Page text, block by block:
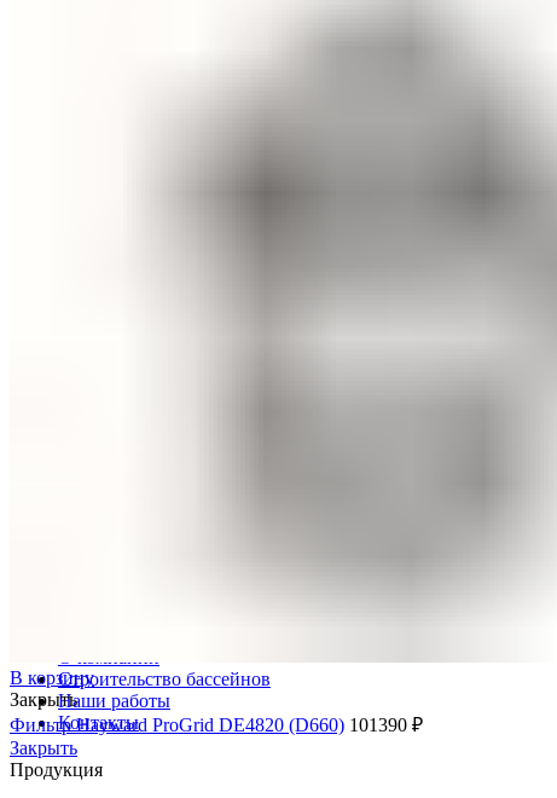
Строительство бассейнов
Наши работы
Контакты
В корзину
Закрыть
Фильтр Hayward ProGrid DE4820 (D660) 101390 ₽
Закрыть
Продукция